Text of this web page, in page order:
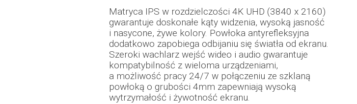
Matryca IPS w rozdzielczości 4K UHD (3840 x 2160)
gwarantuje doskonałe kąty widzenia, wysoką jasność
i nasycone, żywe kolory. Powłoka antyrefleksyjna
dodatkowo zapobiega odbijaniu się światła od ekranu.
Szeroki wachlarz wejść wideo i audio gwarantuje
kompatybilność z wieloma urządzeniami,
a możliwość pracy 24/7 w połączeniu ze szklaną
powłoką o grubości 4mm zapewniają wysoką
wytrzymałość i żywotność ekranu.